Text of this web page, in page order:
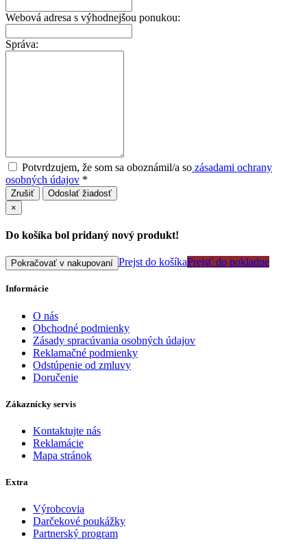
Webová adresa s výhodnejšou ponukou:
Správa:
Potvrdzujem, že som sa oboznámil/a so zásadami ochrany
osobných údajov *
Zrušiť
Odoslať žiadosť
×
Do košíka bol pridaný nový produkt!
Pokračovať v nakupovaní Prejst do košíkaPrejsť do pokladne
Informácie
O nás
Obchodné podmienky
Zásady spracúvania osobných údajov
Reklamačné podmienky
Odstúpenie od zmluvy
Doručenie
Zákaznícky servis
Kontaktujte nás
Reklamácie
Mapa stránok
Extra
Výrobcovia
Darčekové poukážky
Partnerský program